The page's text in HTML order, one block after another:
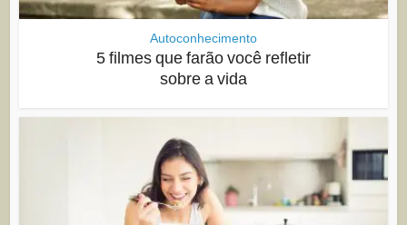
Autoconhecimento
5 filmes que farão você refletir
sobre a vida